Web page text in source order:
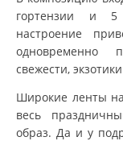
гортензии и 5
настроение
одновременно
свежести,
Широкие ленты
весь
образ. Да и у